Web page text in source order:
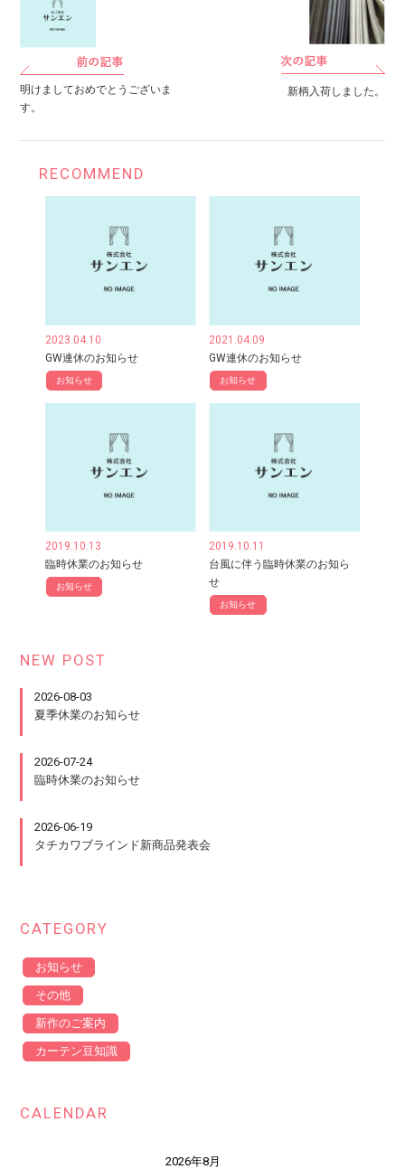
明けましておめでとうございま
す。
新柄入荷しました。
RECOMMEND
2023.04.10
GW連休のお知らせ
お知らせ
2021.04.09
GW連休のお知らせ
お知らせ
2019.10.13
臨時休業のお知らせ
お知らせ
2019.10.11
台風に伴う臨時休業のお知ら
せ
お知らせ
NEW POST
2026-08-03
夏季休業のお知らせ
2026-07-24
臨時休業のお知らせ
2026-06-19
タチカワブラインド新商品発表会
CATEGORY
お知らせ
その他
新作のご案内
カーテン豆知識
CALENDAR
2026年8月